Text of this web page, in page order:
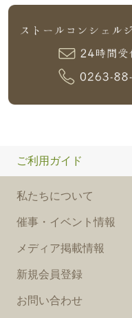
ご利用ガイド
私たちについて
催事・イベント情報
メディア掲載情報
新規会員登録
お問い合わせ